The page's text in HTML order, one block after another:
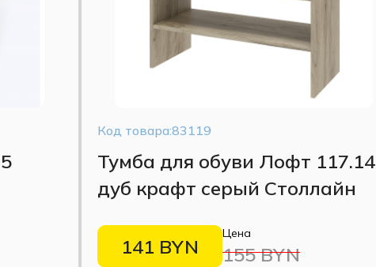
для небольших прихожих и зон отдыха.
уборки и визуально лёгкая конструкция.
Код товара:83119
Тумба для обуви Лофт 117.14
дуб крафт серый Столлайн
Цена
155 BYN
141 BYN